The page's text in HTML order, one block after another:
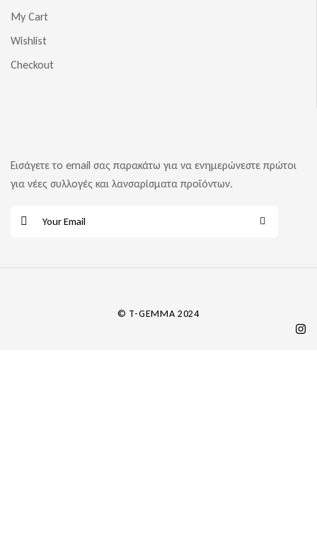
My Cart
Wishlist
Checkout
Εισάγετε το email σας παρακάτω για να ενημερώνεστε πρώτοι
για νέες συλλογές και λανσαρίσματα προϊόντων.
© T-GEMMA 2024